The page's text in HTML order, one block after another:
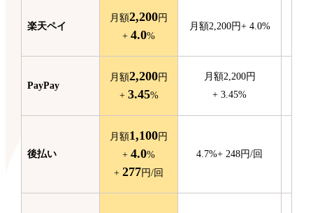
楽天ペイ
月額2,200円
+4.0%
月額2,200円+ 4.0%
PayPay
月額2,200円
+ 3.45%
月額2,200円
+3.45%
後払い
月額1,100円
+4.0%
+277円/回
4.7%+248円/回